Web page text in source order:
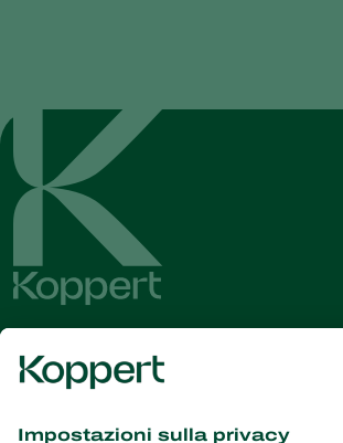
Ricevi le ultime novità e
informazioni